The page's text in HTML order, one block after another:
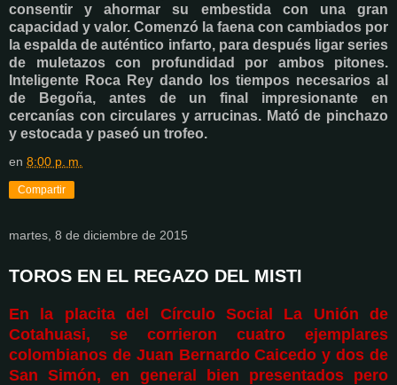
consentir y ahormar su embestida con una gran
capacidad y valor. Comenzó la faena con cambiados por
la espalda de auténtico infarto, para después ligar series
de muletazos con profundidad por ambos pitones.
Inteligente Roca Rey dando los tiempos necesarios al
de Begoña, antes de un final impresionante en
cercanías con circulares y arrucinas. Mató de pinchazo
y estocada y paseó un trofeo.
en 8:00 p. m.
Compartir
martes, 8 de diciembre de 2015
TOROS EN EL REGAZO DEL MISTI
En la placita del Círculo Social La Unión de
Cotahuasi, se corrieron cuatro ejemplares
colombianos de Juan Bernardo Caicedo y dos de
San Simón, en general bien presentados pero